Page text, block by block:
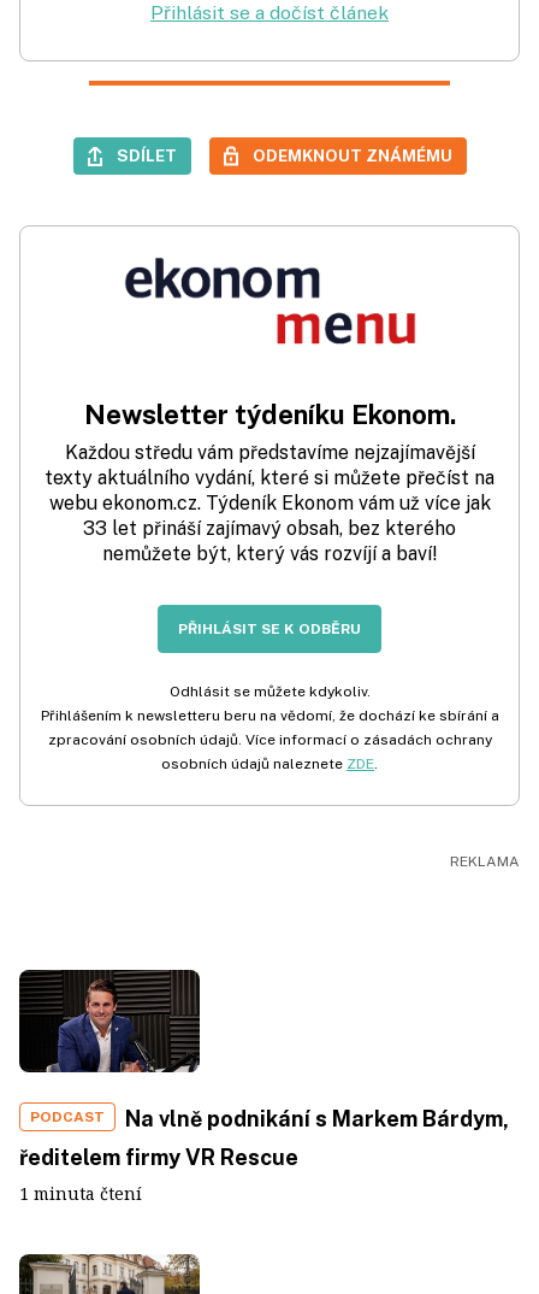
Přihlásit se a dočíst článek
SDÍLET ODEMKNOUT ZNÁMÉMU
Newsletter týdeníku Ekonom.
Každou středu vám představíme nejzajímavější
texty aktuálního vydání, které si můžete přečíst na
webu ekonom.cz. Týdeník Ekonom vám už více jak
33 let přináší zajímavý obsah, bez kterého
nemůžete být, který vás rozvíjí a baví!
PŘIHLÁSIT SE K ODBĚRU
Odhlásit se můžete kdykoliv.
Přihlášením k newsletteru beru na vědomí, že dochází ke sbírání a
zpracování osobních údajů. Více informací o zásadách ochrany
osobních údajů naleznete ZDE.
PODCAST
Na vlně podnikání s Markem Bárdym,
ředitelem firmy VR Rescue
1 minuta čtení